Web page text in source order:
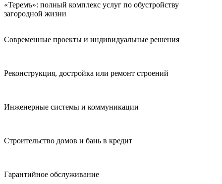
«Теремъ»: полный комплекс услуг по обустройству
загородной жизни
Современные проекты и индивидуальные решения
Реконструкция, достройка или ремонт строений
Инженерные системы и коммуникации
Строительство домов и бань в кредит
Гарантийное обслуживание